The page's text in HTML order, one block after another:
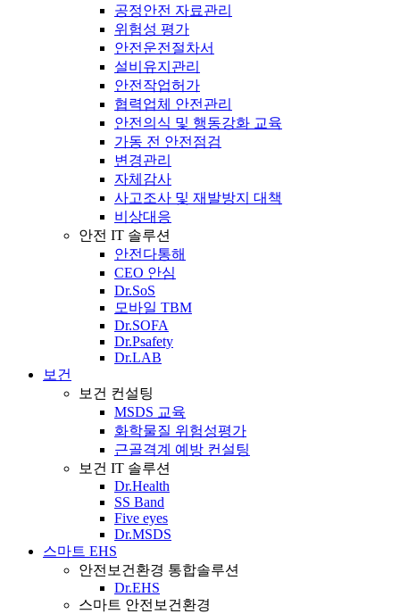
공정안전 자료관리
위험성 평가
안전운전절차서
설비유지관리
안전작업허가
협력업체 안전관리
안전의식 및 행동강화 교육
가동 전 안전점검
변경관리
자체감사
사고조사 및 재발방지 대책
비상대응
안전 IT 솔루션
안전다통해
CEO 안심
Dr.SoS
모바일 TBM
Dr.SOFA
Dr.Psafety
Dr.LAB
보건
보건 컨설팅
MSDS 교육
화학물질 위험성평가
근골격계 예방 컨설팅
보건 IT 솔루션
Dr.Health
SS Band
Five eyes
Dr.MSDS
스마트 EHS
안전보건환경 통합솔루션
Dr.EHS
스마트 안전보건환경